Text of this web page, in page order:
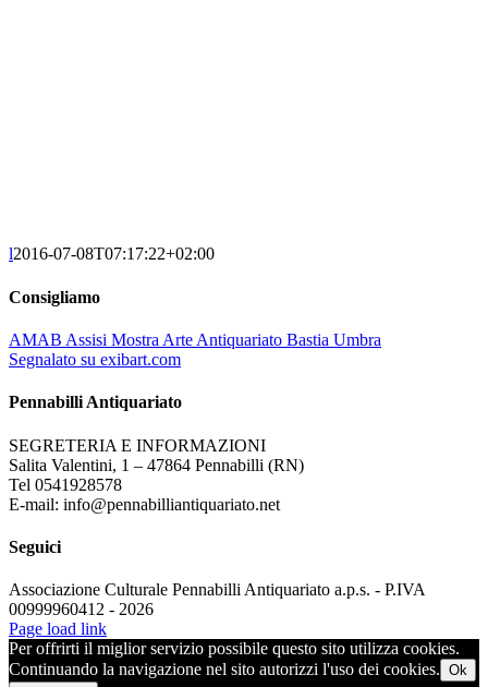
l2016-07-08T07:17:22+02:00
Consigliamo
AMAB Assisi Mostra Arte Antiquariato Bastia Umbra
Segnalato su exibart.com
Pennabilli Antiquariato
SEGRETERIA E INFORMAZIONI
Salita Valentini, 1 – 47864 Pennabilli (RN)
Tel 0541928578
E-mail: info@pennabilliantiquariato.net
Seguici
Associazione Culturale Pennabilli Antiquariato a.p.s. - P.IVA
00999960412 - 2026
Page load link
Per offrirti il miglior servizio possibile questo sito utilizza cookies.
Continuando la navigazione nel sito autorizzi l'uso dei cookies. Ok